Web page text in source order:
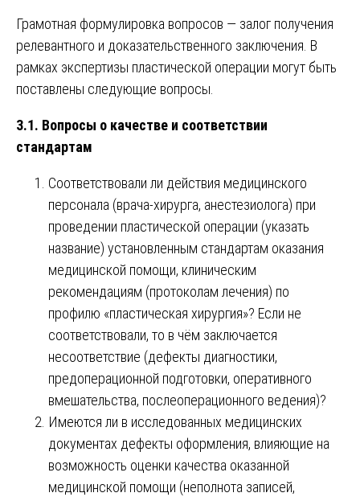
Грамотная формулировка вопросов — залог получения
релевантного и доказательственного заключения. В
рамках экспертизы пластической операции могут быть
поставлены следующие вопросы.
3.1. Вопросы о качестве и соответствии
стандартам
Соответствовали ли действия медицинского
персонала (врача-хирурга, анестезиолога) при
проведении пластической операции (указать
название) установленным стандартам оказания
медицинской помощи, клиническим
рекомендациям (протоколам лечения) по
профилю «пластическая хирургия»? Если не
соответствовали, то в чём заключается
несоответствие (дефекты диагностики,
предоперационной подготовки, оперативного
вмешательства, послеоперационного ведения)?
Имеются ли в исследованных медицинских
документах дефекты оформления, влияющие на
возможность оценки качества оказанной
медицинской помощи (неполнота записей,